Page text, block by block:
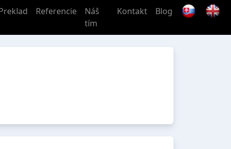
Referencie
Náš
tím
Kontakt Blog